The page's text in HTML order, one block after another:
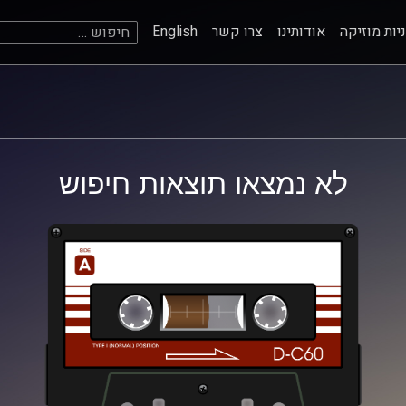
מוזיקה אודותינו צרו קשר English חיפוש:
לא נמצאו תוצאות חיפוש